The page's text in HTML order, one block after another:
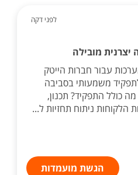
לפני דקה
מובילה
עבור חברות הייטק
משמעותי בסביבה
מה כולל התפקיד? תכנון,
הלקוחות ניתוח תחזיות ל...
הגשת מועמדות